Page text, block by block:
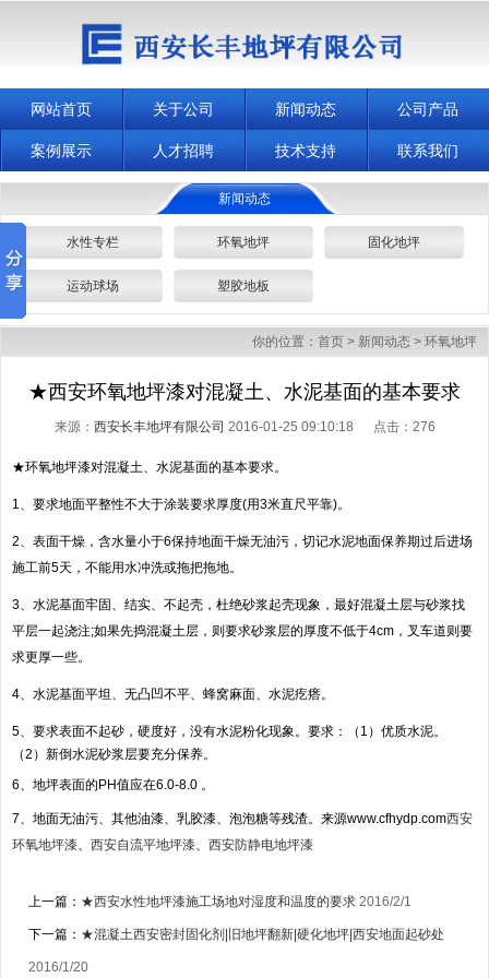
网站首页 关于公司 新闻动态 公司产品
案例展示 人才招聘 技术支持 联系我们
新闻动态
水性专栏 环氧地坪 固化地坪
运动球场 塑胶地板
你的位置： 首页 > 新闻动态 > 环氧地坪
★西安环氧地坪漆对混凝土、水泥基面的基本要求
来源： 西安长丰地坪有限公司 2016-01-25 09:10:18 点击： 276
★环氧地坪漆对混凝土、水泥基面的基本要求。
1、 要求地面平整性不大于涂装要求厚度(用3米直尺平靠)。
2、 表面干燥，含水量小于6保持地面干燥无油污，切记水泥地面保养期过后进场
施工前5天，不能用水冲洗或拖把拖地。
3、 水泥基面牢固、结实、不起壳，杜绝砂浆起壳现象，最好混凝土层与砂浆找
平层一起浇注;如果先捣混凝土层，则要求砂浆层的厚度不低于4cm ，叉车道则要
求更厚一些。
4、 水泥基面平坦、无凸凹不平、蜂窝麻面、水泥疙瘩。
5、 要求表面不起砂，硬度好，没有水泥粉化现象。 要求：（1）优质水泥。
（2）新倒水泥砂浆层要充分保养。
6、 地坪表面的PH值应在6.0-8.0 。
7、 地面无油污、其他油漆、乳胶漆、泡泡糖等残渣。来源www.cfhydp.com西安
环氧地坪漆
西安自流平地坪漆 西安防静电地坪漆
上一篇： ★西安水性地坪漆施工场地对湿度和温度的要求 2016/2/1
下一篇： ★混凝土西安密封固化剂|旧地坪翻新|硬化地坪|西安地面起砂处
2016/1/20